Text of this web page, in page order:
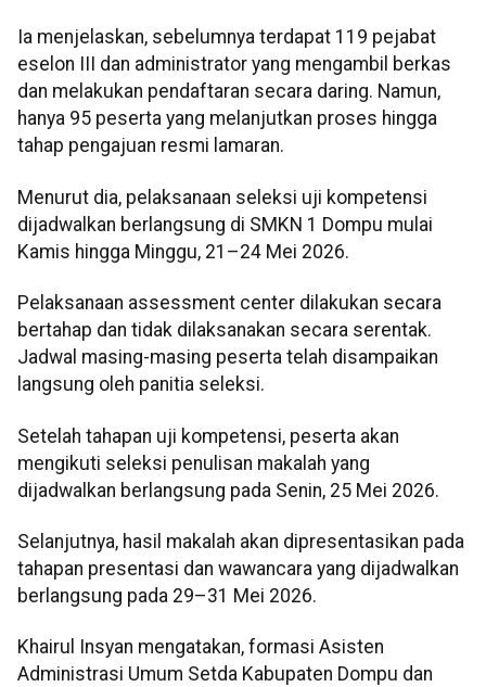
Ia menjelaskan, sebelumnya terdapat 119 pejabat
eselon III dan administrator yang mengambil berkas
dan melakukan pendaftaran secara daring. Namun,
hanya 95 peserta yang melanjutkan proses hingga
tahap pengajuan resmi lamaran.
Menurut dia, pelaksanaan seleksi uji kompetensi
dijadwalkan berlangsung di SMKN 1 Dompu mulai
Kamis hingga Minggu, 21–24 Mei 2026.
Pelaksanaan assessment center dilakukan secara
bertahap dan tidak dilaksanakan secara serentak.
Jadwal masing-masing peserta telah disampaikan
langsung oleh panitia seleksi.
Setelah tahapan uji kompetensi, peserta akan
mengikuti seleksi penulisan makalah yang
dijadwalkan berlangsung pada Senin, 25 Mei 2026.
Selanjutnya, hasil makalah akan dipresentasikan pada
tahapan presentasi dan wawancara yang dijadwalkan
berlangsung pada 29–31 Mei 2026.
Khairul Insyan mengatakan, formasi Asisten
Administrasi Umum Setda Kabupaten Dompu dan